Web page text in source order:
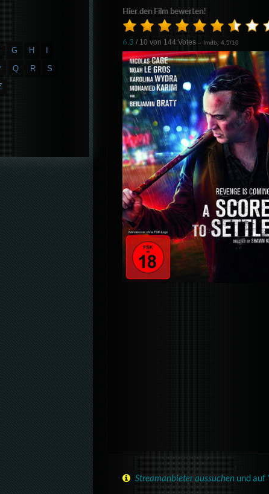
Hier den Film bewerten!
6.3 / 10 von 144 Votes – Imdb: 4.5/10
Streamanbieter aussuchen und auf
G H
Q R
S